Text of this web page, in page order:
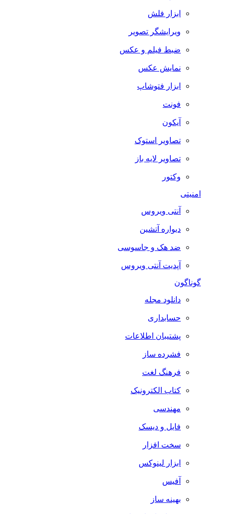
ابزار فلش
ویرایشگر تصویر
ضبط فيلم و عكس
نمایش عکس
ابزار فتوشاپ
فونت
آیکون
تصاویر استوک
تصاویر لایه باز
وکتور
آنتی ویروس
دیواره آتشین
ضد هک و جاسوسی
آپدیت آنتی ویروس
گوناگون
دانلود مجله
حسابداری
پشتیبان اطلاعات
فشرده ساز
فرهنگ لغت
کتاب الکترونیک
مهندسی
فایل و دیسک
سخت افزار
ابزار لینوکس
آفیس
بهینه ساز